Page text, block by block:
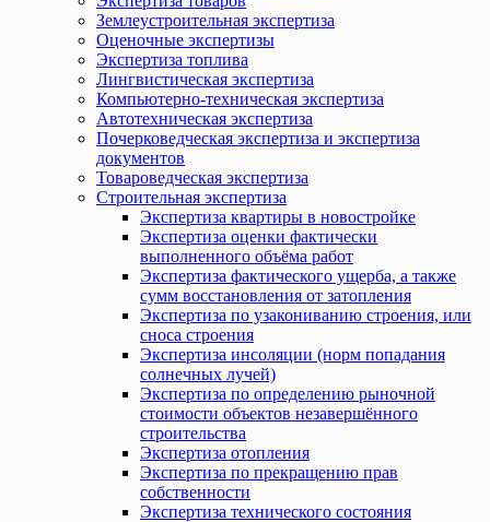
Землеустроительная экспертиза
Оценочные экспертизы
Экспертиза топлива
Лингвистическая экспертиза
Компьютерно-техническая экспертиза
Автотехническая экспертиза
Почерковедческая экспертиза и экспертиза
документов
Товароведческая экспертиза
Строительная экспертиза
Экспертиза квартиры в новостройке
Экспертиза оценки фактически
выполненного объёма работ
Экспертиза фактического ущерба, а также
сумм восстановления от затопления
Экспертиза по узакониванию строения, или
сноса строения
Экспертиза инсоляции (норм попадания
солнечных лучей)
Экспертиза по определению рыночной
стоимости объектов незавершённого
строительства
Экспертиза отопления
Экспертиза по прекращению прав
собственности
Экспертиза технического состояния